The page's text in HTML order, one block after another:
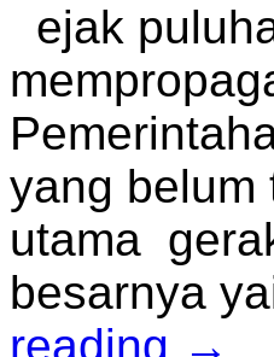
ejak
yang belum
utama
besarnya
reading →